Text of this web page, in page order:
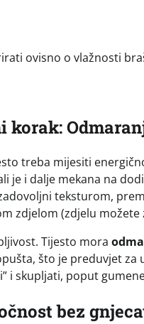
ovisno o vlažnosti
treba mijesiti
je i dalje mekana na
teksturom,
zdjelom (zdjelu
Tijesto mora
što je preduvjet
i skupljati, poput
bez